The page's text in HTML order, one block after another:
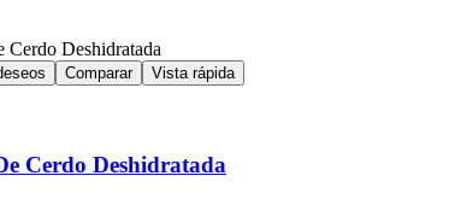
Comparar Vista rápida
Cerdo Deshidratada